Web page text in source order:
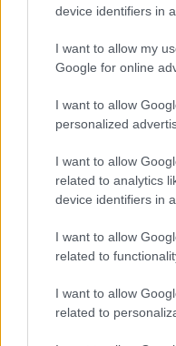
device identifiers in
I want to allow my
Google for online
I want to allow
personalized
I want to allow
related to analytics
device identifiers in
I want to allow
related to
I want to allow
related to
Kéthónapos a
ELEMZÉSEK 2026. júl. 21.